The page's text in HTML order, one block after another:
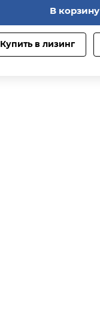
В корзину
Купить в лизинг